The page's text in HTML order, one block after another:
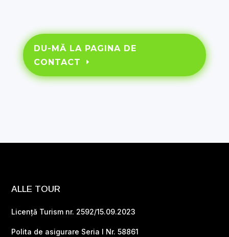
DU-MĂ LA PAGINA DE
CONTACT
ALLE TOUR
Licență Turism nr. 2592/15.09.2023
Polita de asigurare Seria I Nr. 58861